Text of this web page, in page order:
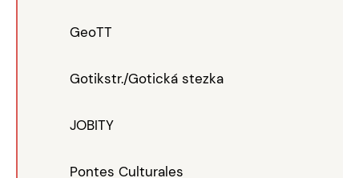
GeoTT
Gotikstr./Gotická stezka
JOBITY
Pontes Culturales